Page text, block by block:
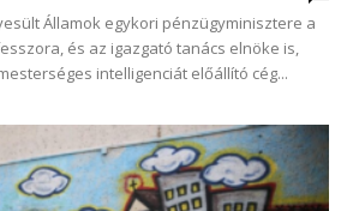
Államok egykori pénzügyminisztere a
és az igazgató tanács elnöke is,
intelligenciát előállító cég...